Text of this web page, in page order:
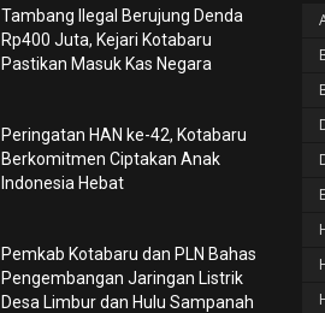
Tambang Ilegal Berujung Denda
Rp400 Juta, Kejari Kotabaru
Pastikan Masuk Kas Negara
Peringatan HAN ke-42, Kotabaru
Berkomitmen Ciptakan Anak
Indonesia Hebat
Pemkab Kotabaru dan PLN Bahas
Pengembangan Jaringan Listrik
Desa Limbur dan Hulu Sampanah